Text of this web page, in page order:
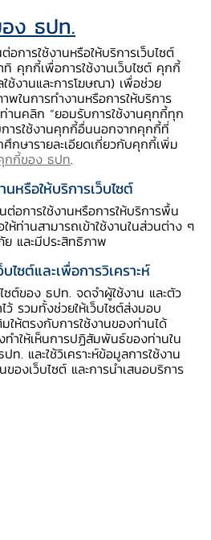
สังคหะ ผู้อำนวยการอาวุโส
ความสัมพันธ์องค์กร พร้อม
งธนาคารแห่งประเทศไทย
งมอบ "มุมหนังสือ
สมเด็จพระเจ้าอยู่หัว เนื่อง
ามงคลเฉลิม
บ 28 กรกฎาคม 2567" ให้
รินายก เพื่อส่งเสริมการ
เรียนทั้งด้านวิชาการและ
ให้เกิดการเรียนรู้อย่าง
กฎาคม 2567
ง ธปท.
การใช้งานหรือให้บริการเว็บไซต์
คุกกี้เพื่อการใช้งานเว็บไซต์ คุกกี้
ใช้งานและการโฆษณา) เพื่อช่วย
ในการทำงานหรือการให้บริการ
านคลิก “ยอมรับการใช้งานคุกกี้ทุก
ารใช้งานคุกกี้อื่นนอกจากคุกกี้ที่
กษารายละเอียดเกี่ยวกับคุกกี้เพิ่ม
กกี้ของ ธปท.
หรือให้บริการเว็บไซต์
อการใช้งานหรือการให้บริการพื้น
ห้ท่านสามารถเข้าใช้งานในส่วนต่าง ๆ
ย และมีประสิทธิภาพ
ไซต์และเพื่อการวิเคราะห์
ซต์ของ ธปท. จดจำผู้ใช้งาน และตัว
รวมทั้งช่วยให้เว็บไซต์ส่งมอบ
ให้ตรงกับการใช้งานของท่านได้
ำให้เห็นการปฏิสัมพันธ์ของท่านใน
ท. และใช้วิเคราะห์ข้อมูลการใช้งาน
องเว็บไซต์ และการนำเสนอบริการ